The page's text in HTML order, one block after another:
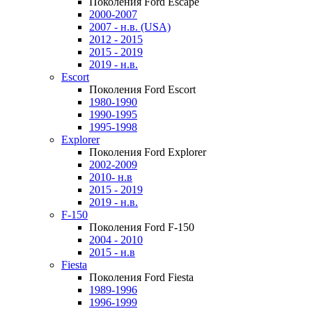
2000-2007
2007 - н.в. (USA)
2012 - 2015
2015 - 2019
2019 - н.в.
Escort
Поколения Ford Escort
1980-1990
1990-1995
1995-1998
Explorer
Поколения Ford Explorer
2002-2009
2010- н.в
2015 - 2019
2019 - н.в.
F-150
Поколения Ford F-150
2004 - 2010
2015 - н.в
Fiesta
Поколения Ford Fiesta
1989-1996
1996-1999